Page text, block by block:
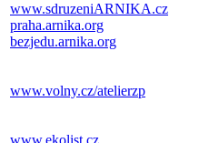
www.sdruzeniARNIKA.cz
praha.arnika.org
bezjedu.arnika.org
www.volny.cz/atelierzp